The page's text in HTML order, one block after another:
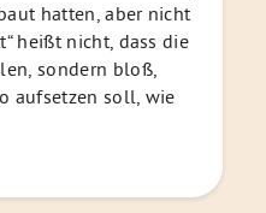
hatten, aber nicht
heißt nicht, dass die
sondern bloß,
aufsetzen soll, wie